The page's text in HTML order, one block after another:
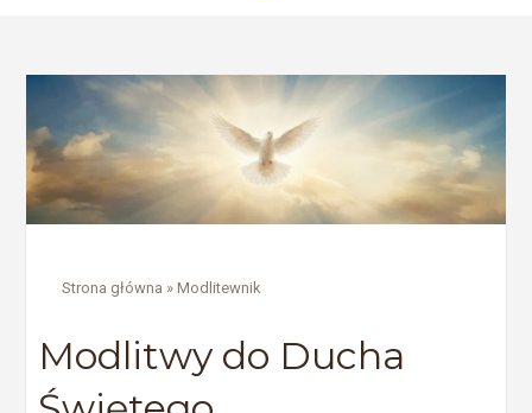
Strona główna »Modlitewnik
Modlitwy do Ducha